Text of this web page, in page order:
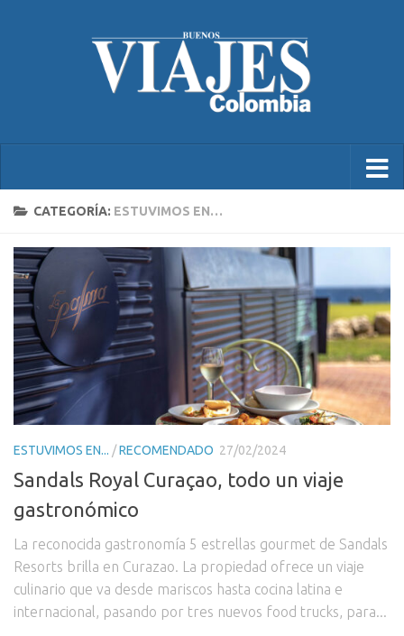
CATEGORÍA: ESTUVIMOS EN…
ESTUVIMOS EN... /RECOMENDADO 27/02/2024
Sandals Royal Curaçao, todo un viaje
gastronómico
La reconocida gastronomía 5 estrellas gourmet de Sandals
Resorts brilla en Curazao. La propiedad ofrece un viaje
culinario que va desde mariscos hasta cocina latina e
internacional, pasando por tres nuevos food trucks, para...